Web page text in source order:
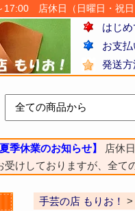
17:00 店休日（日曜日・祝
はじ
お支
発送方
夏季休業のお知らせ】 店休日
受けしておりますが、全て
手芸の店 もりお！ >